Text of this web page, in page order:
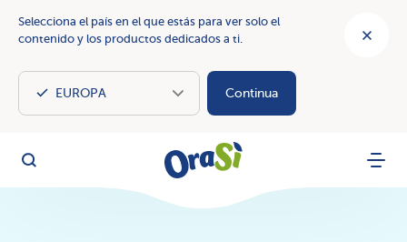
Selecciona el país en el que estás para ver solo el
contenido y los productos dedicados a ti.
Continua
OraSì
Busca Menu